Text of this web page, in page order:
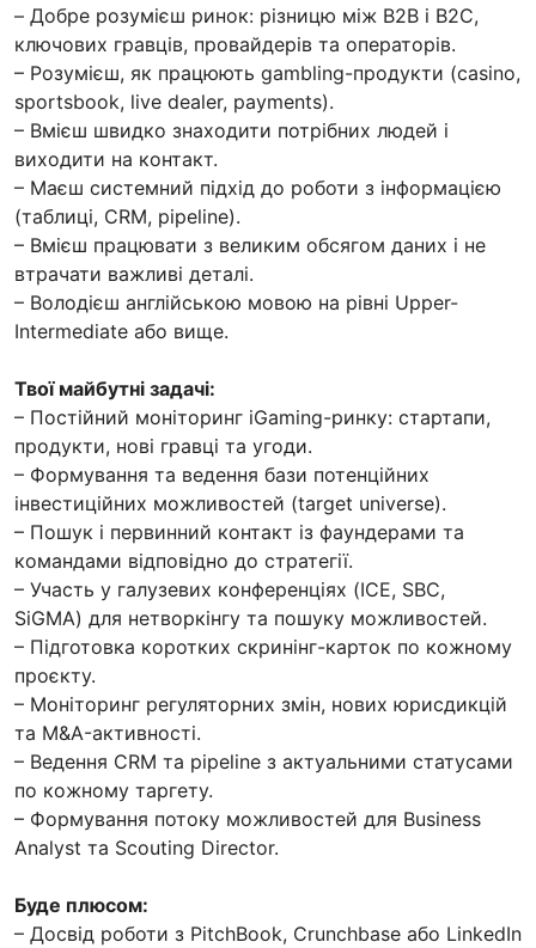
– Добре розумієш ринок: різницю між B2B і B2C,
ключових гравців, провайдерів та операторів.
– Розумієш, як працюють gambling-продукти (casino,
sportsbook, live dealer, payments).
– Вмієш швидко знаходити потрібних людей і
виходити на контакт.
– Маєш системний підхід до роботи з інформацією
(таблиці, CRM, pipeline).
– Вмієш працювати з великим обсягом даних і не
втрачати важливі деталі.
– Володієш англійською мовою на рівні Upper-
Intermediate або вище.
Твої майбутні задачі:
– Постійний моніторинг iGaming-ринку: стартапи,
продукти, нові гравці та угоди.
– Формування та ведення бази потенційних
інвестиційних можливостей (target universe).
– Пошук і первинний контакт із фаундерами та
командами відповідно до стратегії.
– Участь у галузевих конференціях (ICE, SBC,
SiGMA) для нетворкінгу та пошуку можливостей.
– Підготовка коротких скринінг-карток по кожному
проєкту.
– Моніторинг регуляторних змін, нових юрисдикцій
та M&A-активності.
– Ведення CRM та pipeline з актуальними статусами
по кожному таргету.
– Формування потоку можливостей для Business
Analyst та Scouting Director.
Буде плюсом:
– Досвід роботи з PitchBook, Crunchbase або LinkedIn